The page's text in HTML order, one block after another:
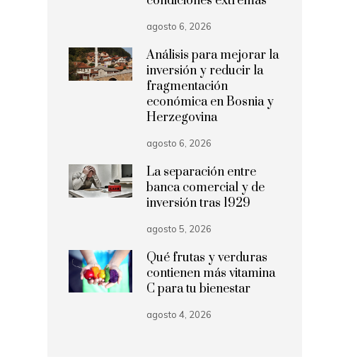
agosto 6, 2026
Análisis para mejorar la
inversión y reducir la
fragmentación
económica en Bosnia y
Herzegovina
agosto 6, 2026
La separación entre
banca comercial y de
inversión tras 1929
agosto 5, 2026
Qué frutas y verduras
contienen más vitamina
C para tu bienestar
agosto 4, 2026